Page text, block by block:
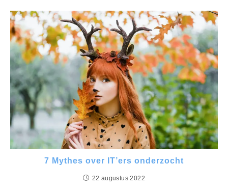
7 Mythes over IT’ers onderzocht
22 augustus 2022